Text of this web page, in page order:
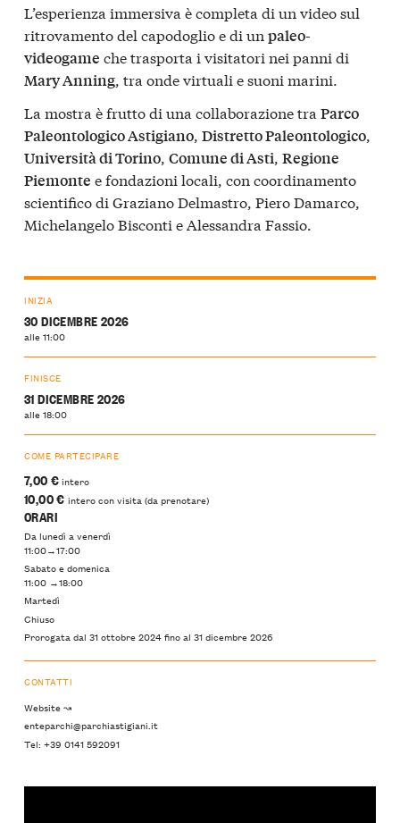
L’esperienza immersiva è completa di un video sul
ritrovamento del capodoglio e di un paleo-
videogame che trasporta i visitatori nei panni di
Mary Anning , tra onde virtuali e suoni marini.
La mostra è frutto di una collaborazione tra Parco
Paleontologico Astigiano, Distretto Paleontologico,
Università di Torino, Comune di Asti, Regione
Piemonte e fondazioni locali, con coordinamento
scientifico di Graziano Delmastro, Piero Damarco,
Michelangelo Bisconti e Alessandra Fassio.
INIZIA
30 DICEMBRE 2026
alle 11:00
FINISCE
31 DICEMBRE 2026
alle 18:00
COME PARTECIPARE
7,00 €intero
10,00 € intero con visita (da prenotare)
ORARI
Da lunedì a venerdì
11:00→17:00
Sabato e domenica
11:00 →18:00
Martedì
Chiuso
Prorogata dal 31 ottobre 2024 fino al 31 dicembre 2026
CONTATTI
Website ↝
enteparchi@parchiastigiani.it
Tel: +39 0141 592091